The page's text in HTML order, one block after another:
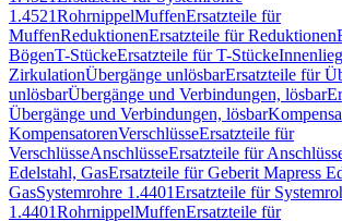
1.4521RohrnippelMuffenErsatzteile für
MuffenReduktionenErsatzteile für Reduktionen
BögenT-StückeErsatzteile für T-Stücke
ZirkulationÜbergänge unlösbarErsatzteile für
unlösbarÜbergänge und Verbindungen, lösbar
Übergänge und Verbindungen, lösbar
KompensatorenVerschlüsseErsatzteile für
VerschlüsseAnschlüsseErsatzteile für
Edelstahl, GasErsatzteile für Geberit Mapress
GasSystemrohre 1.4401Ersatzteile für
1.4401RohrnippelMuffenErsatzteile für